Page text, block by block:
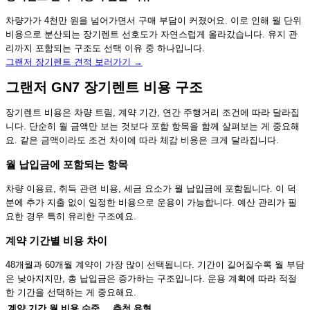
차량가가 4천만 원을 넘어가면서 구매 부담이 커졌어요. 이로 인해 월 단위
비용으로 분산되는 장기렌트 선호도가 자연스럽게 올라갔습니다. 유지 관
리까지 포함되는 구조도 선택 이유 중 하나입니다.
그랜저 장기렌트 견적 보러가기 →
그랜저 GN7 장기렌트 비용 구조
장기렌트 비용은 차량 트림, 계약 기간, 연간 주행거리 조건에 따라 달라집
니다. 단순히 월 금액만 보는 것보다 포함 항목을 함께 살펴보는 게 중요해
요. 같은 금액이라도 조건 차이에 따라 체감 비용은 크게 달라집니다.
월 납입금에 포함되는 항목
차량 이용료, 취득 관련 비용, 세금 요소가 월 납입금에 포함됩니다. 이 덕
분에 추가 지출 없이 일정한 비용으로 운용이 가능합니다. 예산 관리가 필
요한 경우 특히 유리한 구조예요.
계약 기간별 비용 차이
48개월과 60개월 계약이 가장 많이 선택됩니다. 기간이 길어질수록 월 부담
은 낮아지지만, 총 납입금은 증가하는 구조입니다. 운용 계획에 따라 적절
한 기간을 선택하는 게 중요해요.